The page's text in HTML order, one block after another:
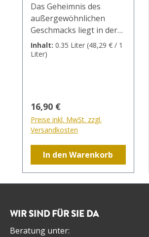
Das Geheimnis des
außergewöhnlichen
Geschmacks liegt in der
feinen Röstung der
Haselnüsse. Reife
eingelegt. Nach 6
Wochen wird der Ansatz
schonend destilliert &
verfeinert. Unser
Haselnüssle ist im
Geschmack sehr weich
und mild, hat eine leicht
süßliche Note und
Nuss-Nougat. Ein
Erlebnis der ganz
besonderen Art für
Inhalt: 0.35 Liter (48,29 € / 1
Liter)
Regulärer Preis:
16,90 €
Preise inkl. MwSt. zzgl.
Versandkosten
In den Warenkorb
WIR SIND FÜR SIE DA
Beratung unter: